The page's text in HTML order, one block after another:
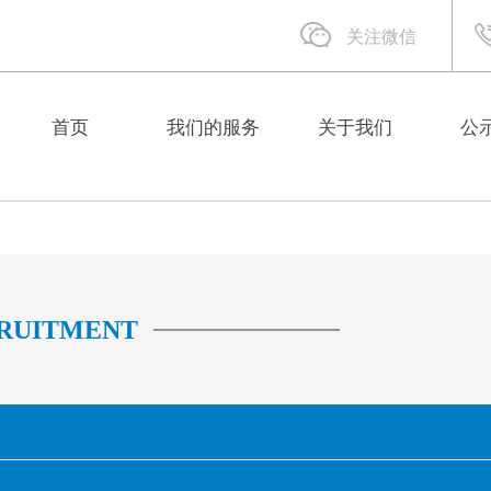
关注微信
首页 我们的服务 关于我们 公